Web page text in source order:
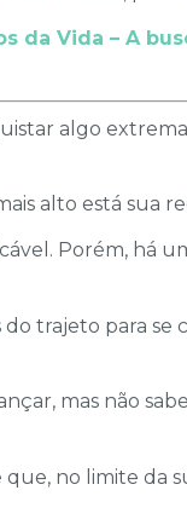
da Vida – A
algo
alto está sua
Porém, há
trajeto para se
mas não
no limite da